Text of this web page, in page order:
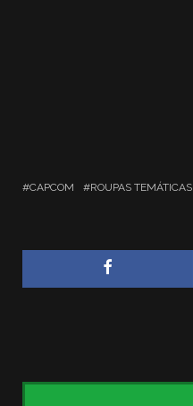
CAPCOM ROUPAS TEMÁTICAS